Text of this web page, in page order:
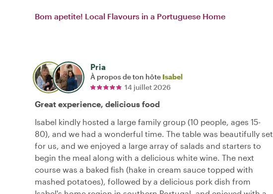
Bom apetite! Local Flavours in a Portuguese Home
Pria
À propos de ton hôte Isabel
14 juillet 2026
Great experience, delicious food
Isabel kindly hosted a large family group (10 people, ages 15-
80), and we had a wonderful time. The table was beautifully set
for us, and we enjoyed a large array of salads and starters to
begin the meal along with a delicious white wine. The next
course was a baked fish (hake in cream sauce topped with
mashed potatoes), followed by a delicious pork dish from